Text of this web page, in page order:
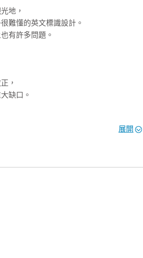
地，
難懂的英文標識設計。
有許多問題。
，
缺口。
好懂的英文標識。
哪些？又該如何解決？
上？
展開